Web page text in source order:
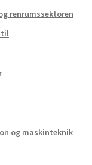
renrumssektoren
og maskinteknik